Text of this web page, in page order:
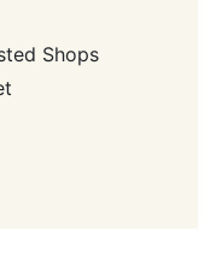
Shops